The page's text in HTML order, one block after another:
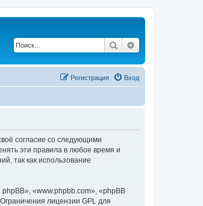
Поиск
Вход
Регистрация
согласие со следующими
эти правила в любое время и
так как использование
«www.phpbb.com», «phpBB
. Ограничения лицензии GPL для